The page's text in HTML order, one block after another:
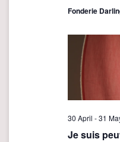
Fonderie
30 April -31
Je suis